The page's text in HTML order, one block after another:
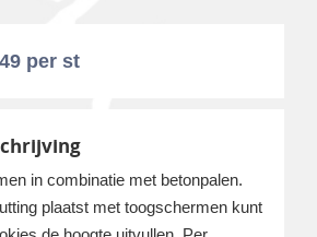
per st
in combinatie met betonpalen.
plaatst met toogschermen kunt